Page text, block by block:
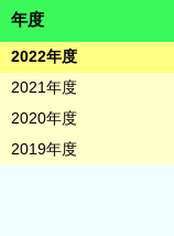
年度
2022年度
2021年度
2020年度
2019年度